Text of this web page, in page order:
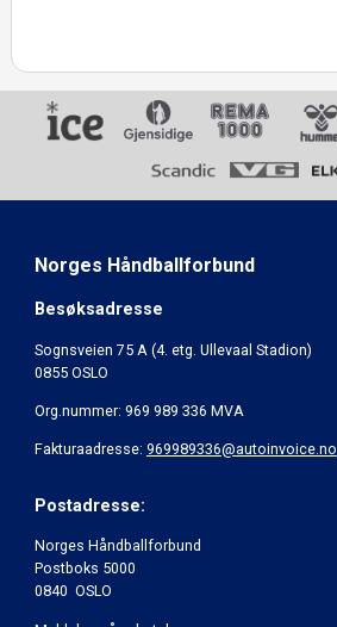
Norges Håndballforbund
Besøksadresse
Sognsveien 75 A (4. etg. Ullevaal Stadion)
0855 OSLO
Org.nummer: 969 989 336 MVA
Fakturaadresse: 969989336@autoinvoice.no
Postadresse:
Norges Håndballforbund
Postboks 5000
0840 OSLO